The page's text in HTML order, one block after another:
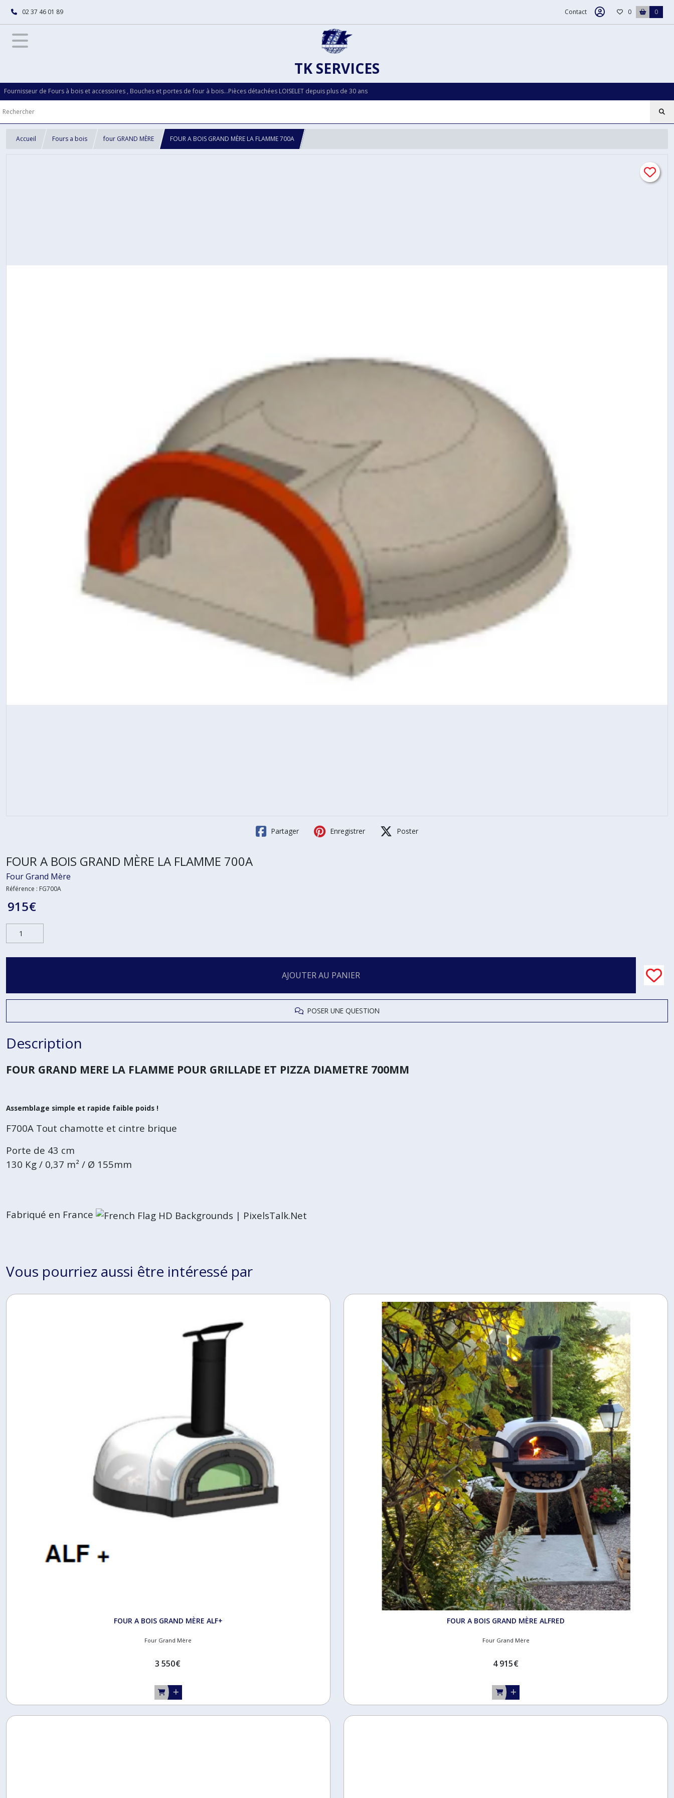
02 37 46 01 89 Contact 0 0
TK SERVICES
Fournisseur de Fours à bois et accessoires , Bouches et portes de four à bois...Pièces détachées LOISELET depuis plus de 30 ans
Accueil Fours a bois four GRAND MÈRE FOUR A BOIS GRAND MÈRE LA FLAMME 700A
Partager Enregistrer Poster
FOUR A BOIS GRAND MÈRE LA FLAMME 700A
Four Grand Mère
Référence : FG700A
915€
AJOUTER AU PANIER
POSER UNE QUESTION
Description
FOUR GRAND MERE LA FLAMME POUR GRILLADE ET PIZZA DIAMETRE 700MM
Assemblage simple et rapide faible poids !
F700A Tout chamotte et cintre brique
Porte de 43 cm
130 Kg / 0,37 m² / Ø 155mm
Fabriqué en France
Vous pourriez aussi être intéressé par
FOUR A BOIS GRAND MÈRE ALF+
Four Grand Mère
3 550€
FOUR A BOIS GRAND MÈRE ALFRED
Four Grand Mère
4 915€